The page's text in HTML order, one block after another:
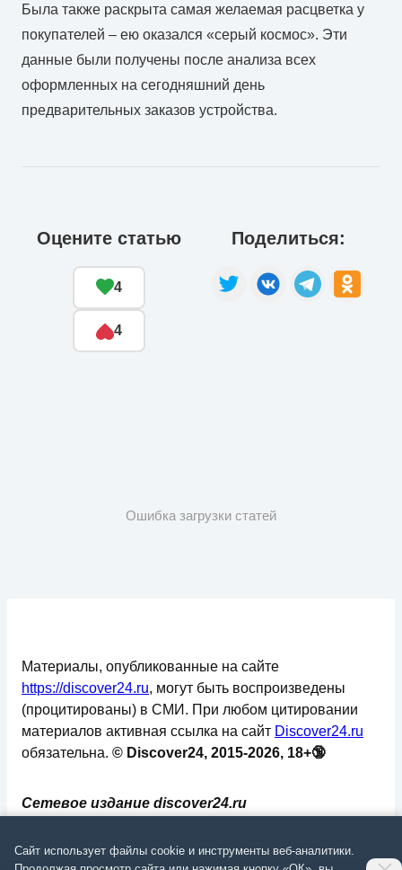
Была также раскрыта самая желаемая расцветка у
покупателей – ею оказался «серый космос». Эти
данные были получены после анализа всех
оформленных на сегодняшний день
предварительных заказов устройства.
Оцените статью
4
4
Поделиться:
Ошибка загрузки статей
Сетевое издание discover24.ru
надзору в сфере связи, информационных
Материалы, опубликованные на сайте
https://discover24.ru, могут быть воспроизведены
(процитированы) в СМИ. При любом цитировании
материалов активная ссылка на сайт Discover24.ru
обязательна. © Discover24, 2015-2026, 18+🔞
Сайт использует файлы cookie и инструменты веб-аналитики.